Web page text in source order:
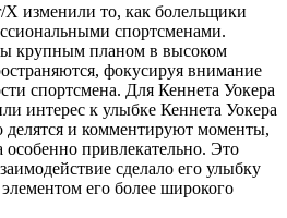
изменили то, как болельщики
спортсменами.
крупным планом в высоком
фокусируя внимание
спортсмена. Для Кеннета Уокера
интерес к улыбке Кеннета Уокера
делятся и комментируют моменты,
особенно привлекательно. Это
сделало его улыбку
его более широкого